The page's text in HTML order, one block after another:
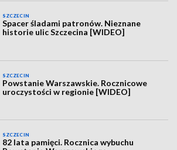
SZCZECIN
Spacer śladami patronów. Nieznane
historie ulic Szczecina [WIDEO]
SZCZECIN
Powstanie Warszawskie. Rocznicowe
uroczystości w regionie [WIDEO]
SZCZECIN
82 lata pamięci. Rocznica wybuchu